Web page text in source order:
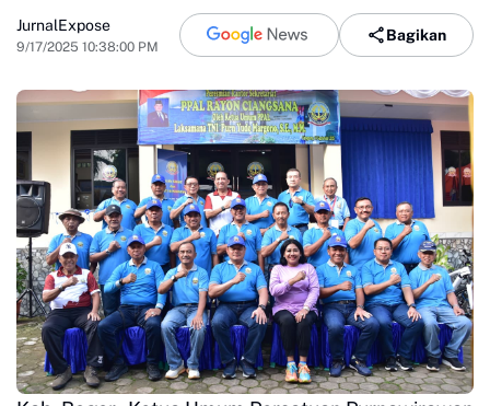
JurnalExpose
9/17/2025 10:38:00 PM
Bagikan